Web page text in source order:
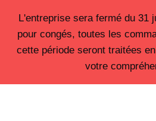
contenu
L'entreprise sera fermé du 31
pour congés, toutes les
cette période seront traitées
votre